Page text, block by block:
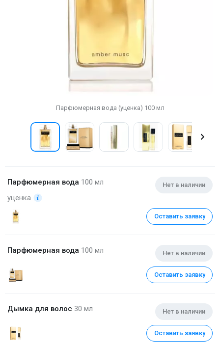
Парфюмерная вода (уценка) 100 мл
Парфюмерная вода 100 мл
уценка
Нет в наличии
Оставить заявку
Парфюмерная вода 100 мл Нет в наличии
Оставить заявку
Дымка для волос 30 мл Нет в наличии
Оставить заявку